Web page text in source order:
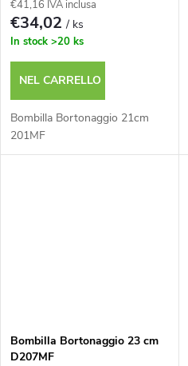
€41,16 IVA inclusa
€34,02/ ks
In stock >20 ks
NEL CARRELLO
Bombilla Bortonaggio 21cm
201MF
Bombilla Bortonaggio 23 cm
D207MF